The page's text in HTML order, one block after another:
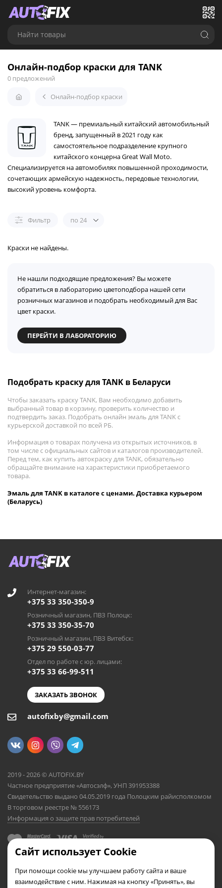
Найти товары
Онлайн-подбор краски для TANK
0 предложений
Онлайн-подбор краски
TANK — премиальный китайский автомобильный
бренд, запущенный в 2021 году как
самостоятельное подразделение крупного
китайского концерна Great Wall Moto.
Специализируется на автомобилях повышенной проходимости,
сочетающих армейскую надежность, передовые технологии,
высокий уровень комфорта.
Фильтр по 24
Краски не найдены.
Не нашли подходящие предложения? Вы можете
обратиться в лабораторию цветоподбора нашей сети
розничных магазинов и подобрать необходимый для Вас
цвет краски.
ПЕРЕЙТИ В ЛАБОРАТОРИЮ
Подобрать краску для TANK в Беларуси
Чтобы заказать краску TANK, Вам необходимо добавить
выбранный товар в корзину, проверить количество и
подтвердить заказ. Подобрать онлайн эмаль для TANK с
курьерской доставкой по всей РБ.
Информация о товарах получена из открытых источников, в
том числе с официальных сайтов и каталогов производителей.
Перед тем, как купить автокраску для TANK, обязательно
обращайте внимание на характеристики приобретаемого
товара.
Эмаль для TANK в каталоге с ценами. Доставка курьером
(Беларусь)
Интернет-магазин:
+375 33 350-350-9
Розничный магазин, ПВЗ Полоцк:
+375 33 350-35-70
Розничный магазин, ПВЗ Витебск:
+375 29 550-03-77
Отдел по работе с юр. лицами:
+375 33 66-99-511
ЗАКАЗАТЬ ЗВОНОК
autofixby@gmail.com
2019 - 2026 © AUTOFIX.BY
Частное предприятие «Автосэлф», УНП 391953388
Свидетельство выдано 04.05.2019 года Полоцким райисполкомом
В торговом реестре № 556173
Информация о защите прав потребителей
Сайт использует Cookie
При помощи cookie мы улучшаем работу сайта и ваше
взаимодействие с ним. Нажимая на кнопку «Принять», вы